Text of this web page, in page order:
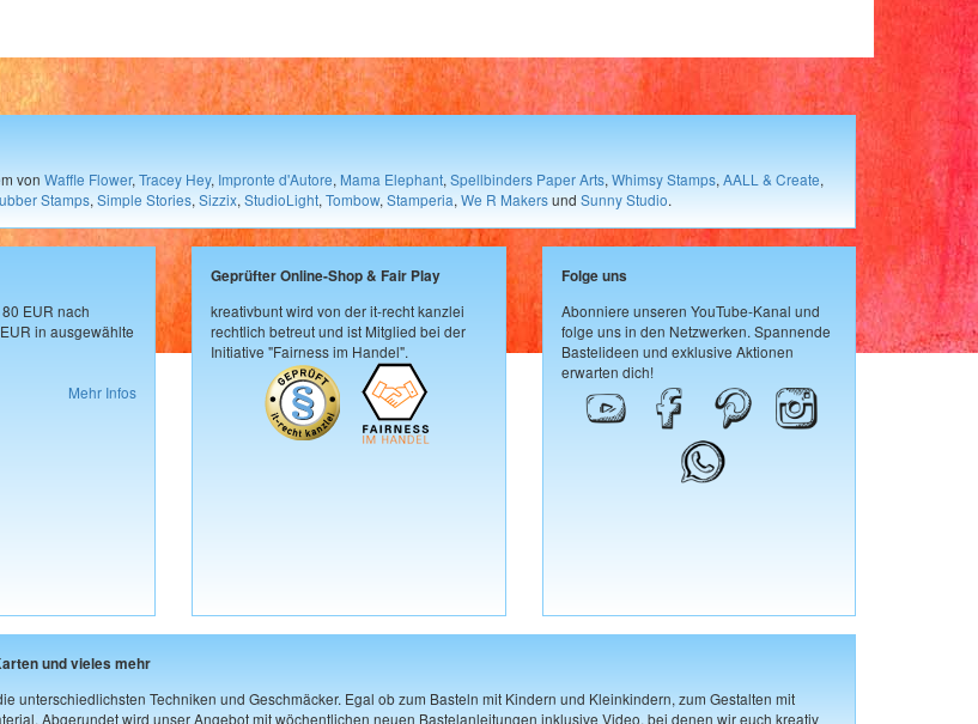
von Waffle Flower, Tracey Hey, Impronte d'Autore, Mama Elephant, Spellbinders Paper Arts, Whimsy Stamps, AALL & Create,
Stamps, Simple Stories, Sizzix, StudioLight, Tombow, Stamperia, We R Makersund Sunny Studio.
EUR nach
in ausgewählte
Mehr Infos
Geprüfter Online-Shop & Fair Play
kreativbunt wird von der it-recht kanzlei
rechtlich betreut und ist Mitglied bei der
Initiative "Fairness im Handel".
Folge uns
Abonniere unseren YouTube-Kanal und
folge uns in den Netzwerken. Spannende
Bastelideen und exklusive Aktionen
erwarten dich!
und vieles mehr
unterschiedlichsten Techniken und Geschmäcker. Egal ob zum Basteln mit Kindern und Kleinkindern, zum Gestalten mit
Abgerundet wird unser Angebot mit wöchentlichen neuen Bastelanleitungen inklusive Video, bei denen wir euch kreativ